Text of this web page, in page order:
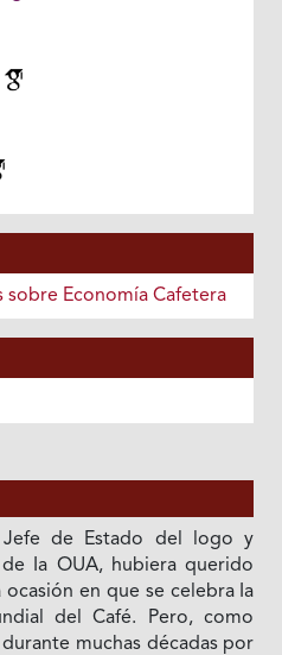
sobre Economía Cafetera
Jefe de Estado del logo y
Ia OUA, hubiera querido
en que se celebra Ia
del Café. Pero, como
muchas décadas por